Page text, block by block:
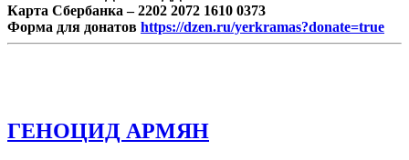
Карта Сбербанка – 2202 2072 1610 0373
Форма для донатов https://dzen.ru/yerkramas?donate=true
ГЕНОЦИД АРМЯН